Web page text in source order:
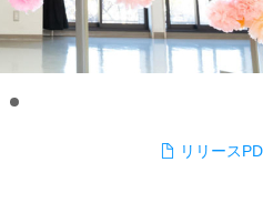
リリース